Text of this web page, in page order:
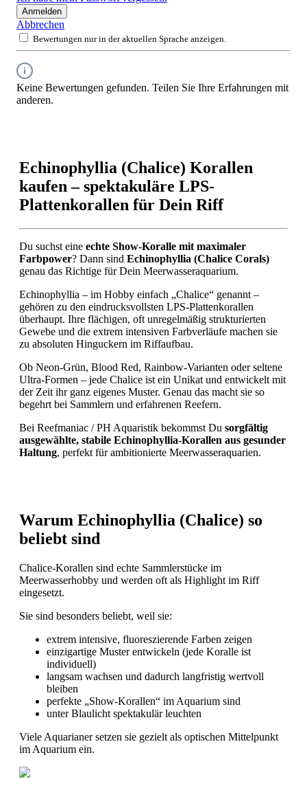
Anmelden
Abbrechen
Bewertungen nur in der aktuellen Sprache anzeigen.
Keine Bewertungen gefunden. Teilen Sie Ihre Erfahrungen mit
anderen.
Echinophyllia (Chalice) Korallen
kaufen – spektakuläre LPS-
Plattenkorallen für Dein Riff
Du suchst eine echte Show-Koralle mit maximaler
Farbpower? Dann sind Echinophyllia (Chalice Corals)
genau das Richtige für Dein Meerwasseraquarium.
Echinophyllia – im Hobby einfach „Chalice“ genannt –
gehören zu den eindrucksvollsten LPS-Plattenkorallen
überhaupt. Ihre flächigen, oft unregelmäßig strukturierten
Gewebe und die extrem intensiven Farbverläufe machen sie
zu absoluten Hinguckern im Riffaufbau.
Ob Neon-Grün, Blood Red, Rainbow-Varianten oder seltene
Ultra-Formen – jede Chalice ist ein Unikat und entwickelt mit
der Zeit ihr ganz eigenes Muster. Genau das macht sie so
begehrt bei Sammlern und erfahrenen Reefern.
Bei Reefmaniac / PH Aquaristik bekommst Du sorgfältig
ausgewählte, stabile Echinophyllia-Korallen aus gesunder
Haltung, perfekt für ambitionierte Meerwasseraquarien.
Warum Echinophyllia (Chalice) so
beliebt sind
Chalice-Korallen sind echte Sammlerstücke im
Meerwasserhobby und werden oft als Highlight im Riff
eingesetzt.
Sie sind besonders beliebt, weil sie:
extrem intensive, fluoreszierende Farben zeigen
einzigartige Muster entwickeln (jede Koralle ist
individuell)
langsam wachsen und dadurch langfristig wertvoll
bleiben
perfekte „Show-Korallen“ im Aquarium sind
unter Blaulicht spektakulär leuchten
Viele Aquarianer setzen sie gezielt als optischen Mittelpunkt
im Aquarium ein.